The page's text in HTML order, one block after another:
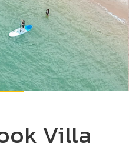
Villa